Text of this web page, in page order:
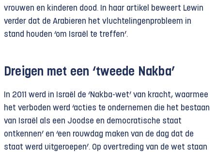
vrouwen en kinderen dood. In haar artikel beweert Lewin
verder dat de Arabieren het vluchtelingenprobleem in
stand houden ‘om Israël te treffen’.
Dreigen met een ‘tweede Nakba’
In 2011 werd in Israël de ‘Nakba-wet’ van kracht, waarmee
het verboden werd ‘acties te ondernemen die het bestaan
van Israël als een Joodse en democratische staat
ontkennen’ en ‘een rouwdag maken van de dag dat de
staat werd uitgeroepen’. Op overtreding van de wet staan